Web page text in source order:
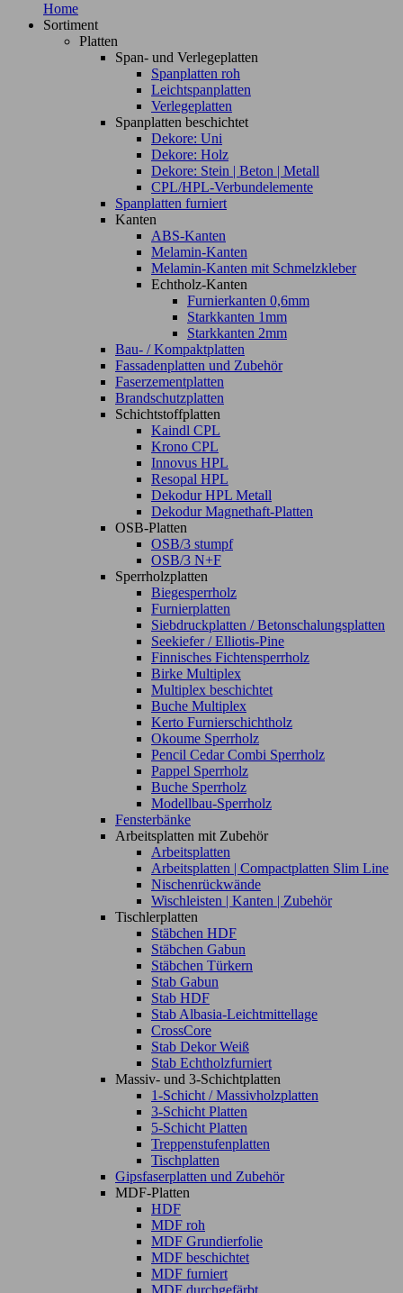
Home
Sortiment
Platten
Span- und Verlegeplatten
Spanplatten roh
Leichtspanplatten
Verlegeplatten
Spanplatten beschichtet
Dekore: Uni
Dekore: Holz
Dekore: Stein | Beton | Metall
CPL/HPL-Verbundelemente
Spanplatten furniert
Kanten
ABS-Kanten
Melamin-Kanten
Melamin-Kanten mit Schmelzkleber
Echtholz-Kanten
Furnierkanten 0,6mm
Starkkanten 1mm
Starkkanten 2mm
Bau- / Kompaktplatten
Fassadenplatten und Zubehör
Faserzementplatten
Brandschutzplatten
Schichtstoffplatten
Kaindl CPL
Krono CPL
Innovus HPL
Resopal HPL
Dekodur HPL Metall
Dekodur Magnethaft-Platten
OSB-Platten
OSB/3 stumpf
OSB/3 N+F
Sperrholzplatten
Biegesperrholz
Furnierplatten
Siebdruckplatten / Betonschalungsplatten
Seekiefer / Elliotis-Pine
Finnisches Fichtensperrholz
Birke Multiplex
Multiplex beschichtet
Buche Multiplex
Kerto Furnierschichtholz
Okoume Sperrholz
Pencil Cedar Combi Sperrholz
Pappel Sperrholz
Buche Sperrholz
Modellbau-Sperrholz
Fensterbänke
Arbeitsplatten mit Zubehör
Arbeitsplatten
Arbeitsplatten | Compactplatten Slim Line
Nischenrückwände
Wischleisten | Kanten | Zubehör
Tischlerplatten
Stäbchen HDF
Stäbchen Gabun
Stäbchen Türkern
Stab Gabun
Stab HDF
Stab Albasia-Leichtmittellage
CrossCore
Stab Dekor Weiß
Stab Echtholzfurniert
Massiv- und 3-Schichtplatten
1-Schicht / Massivholzplatten
3-Schicht Platten
5-Schicht Platten
Treppenstufenplatten
Tischplatten
Gipsfaserplatten und Zubehör
MDF-Platten
HDF
MDF roh
MDF Grundierfolie
MDF beschichtet
MDF furniert